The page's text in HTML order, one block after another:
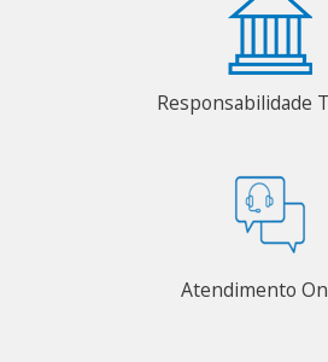
Responsabilidade
Atendimento